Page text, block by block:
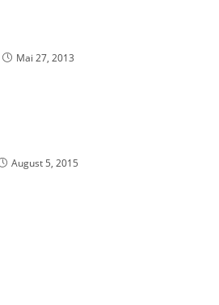
Mai 27, 2013
August 5, 2015